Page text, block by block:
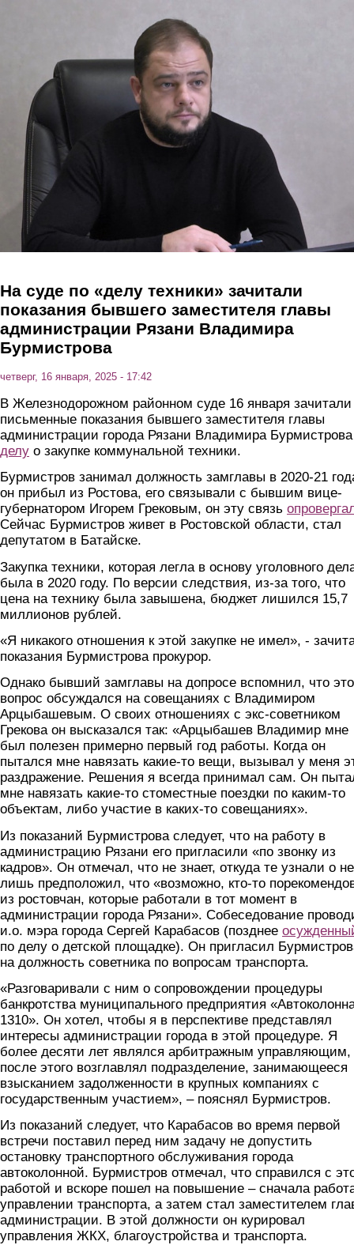
На суде по «делу техники» зачитали
показания бывшего заместителя главы
администрации Рязани Владимира
Бурмистрова
четверг, 16 января, 2025 - 17:42
В Железнодорожном районном суде 16 января зачитали
письменные показания бывшего заместителя главы
администрации города Рязани Владимира
делу о закупке коммунальной техники.
Бурмистров занимал должность замглавы в 2020-21
он прибыл из Ростова, его связывали с бывшим вице-
губернатором Игорем Грековым, он эту связь
Сейчас Бурмистров живет в Ростовской области, стал
депутатом в Батайске.
Закупка техники, которая легла в основу уголовного
была в 2020 году. По версии следствия, из-за того, что
цена на технику была завышена, бюджет лишился 15,7
миллионов рублей.
«Я никакого отношения к этой закупке не имел», -
показания Бурмистрова прокурор.
Однако бывший замглавы на допросе вспомнил, что
вопрос обсуждался на совещаниях с Владимиром
Арцыбашевым. О своих отношениях с экс-советником
Грекова он высказался так: «Арцыбашев Владимир мне
был полезен примерно первый год работы. Когда он
пытался мне навязать какие-то вещи, вызывал у меня
раздражение. Решения я всегда принимал сам. Он
мне навязать какие-то стоместные поездки по каким-то
объектам, либо участие в каких-то совещаниях».
Из показаний Бурмистрова следует, что на работу в
администрацию Рязани его пригласили «по звонку из
кадров». Он отмечал, что не знает, откуда те узнали о
лишь предположил, что «возможно, кто-то
из ростовчан, которые работали в тот момент в
администрации города Рязани». Собеседование
и.о. мэра города Сергей Карабасов (позднее
по делу о детской площадке). Он пригласил
на должность советника по вопросам транспорта.
«Разговаривали с ним о сопровождении процедуры
банкротства муниципального предприятия
1310». Он хотел, чтобы я в перспективе представлял
интересы администрации города в этой процедуре. Я
более десяти лет являлся арбитражным управляющим,
после этого возглавлял подразделение, занимающееся
взысканием задолженности в крупных компаниях с
государственным участием», – пояснял Бурмистров.
Из показаний следует, что Карабасов во время первой
встречи поставил перед ним задачу не допустить
остановку транспортного обслуживания города
автоколонной. Бурмистров отмечал, что справился с
работой и вскоре пошел на повышение – сначала
управлении транспорта, а затем стал заместителем
администрации. В этой должности он курировал
управления ЖКХ, благоустройства и транспорта.